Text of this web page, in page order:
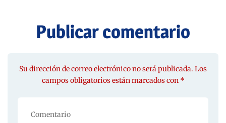
Publicar comentario
Su dirección de correo electrónico no será publicada. Los
campos obligatorios están marcados con *